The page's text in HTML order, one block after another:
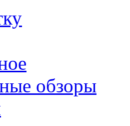
обзоры